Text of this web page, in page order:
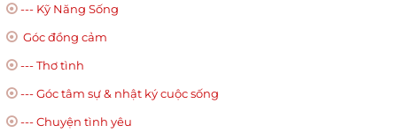
--- Kỹ Năng Sống
Góc đồng cảm
--- Thơ tình
--- Góc tâm sự & nhật ký cuộc sống
--- Chuyện tình yêu